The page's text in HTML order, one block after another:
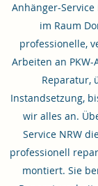
Anhänger-
im Raum
professionelle,
Arbeiten an
Reparatur,
Instandsetzung,
wir alles an.
Service NRW
professionell
montiert. Sie